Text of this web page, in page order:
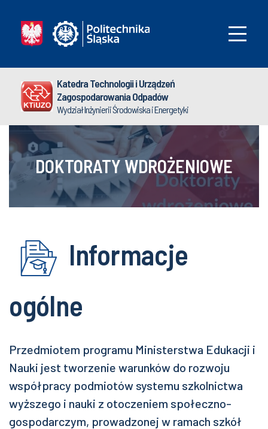
Katedra Technologii i Urządzeń
Zagospodarowania Odpadów
Wydział Inżynierii Środowiska i Energetyki
DOKTORATY WDROŻENIOWE
Informacje
ogólne
Przedmiotem programu Ministerstwa Edukacji i
Nauki jest tworzenie warunków do rozwoju
współpracy podmiotów systemu szkolnictwa
wyższego i nauki z otoczeniem społeczno-
gospodarczym, prowadzonej w ramach szkół